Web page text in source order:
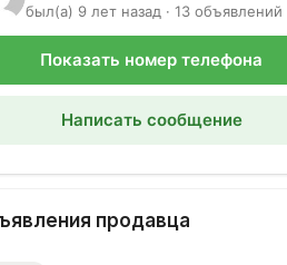
был(а) 9 лет назад · 13 объявлений
Показать номер телефона
Написать сообщение
продавца